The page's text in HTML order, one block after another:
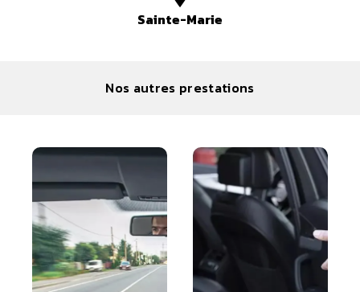
Sainte-Marie
Nos autres prestations